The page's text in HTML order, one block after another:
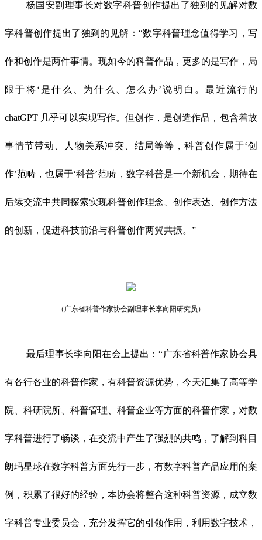
杨国安副理事长对数字科普创作提出了独到的见解对数
字科普创作提出了独到的见解：“数字科普理念值得学习，写
作和创作是两件事情。现如今的科普作品，更多的是写作，局
限于将‘是什么、为什么、怎么办’说明白。最近流行的
chatGPT 几乎可以实现写作。但创作，是创造作品，包含着故
事情节带动、人物关系冲突、结局等等，科普创作属于‘创
作’范畴，也属于‘科普’范畴，数字科普是一个新机会，期待在
后续交流中共同探索实现科普创作理念、创作表达、创作方法
的创新，促进科技前沿与科普创作两翼共振。”
（广东省科普作家协会副理事长李向阳研究员）
最后理事长李向阳在会上提出：“广东省科普作家协会具
有各行各业的科普作家，有科普资源优势，今天汇集了高等学
院、科研院所、科普管理、科普企业等方面的科普作家，对数
字科普进行了畅谈，在交流中产生了强烈的共鸣，了解到科目
朗玛星球在数字科普方面先行一步，有数字科普产品应用的案
例，积累了很好的经验，本协会将整合这种科普资源，成立数
字科普专业委员会，充分发挥它的引领作用，利用数字技术，